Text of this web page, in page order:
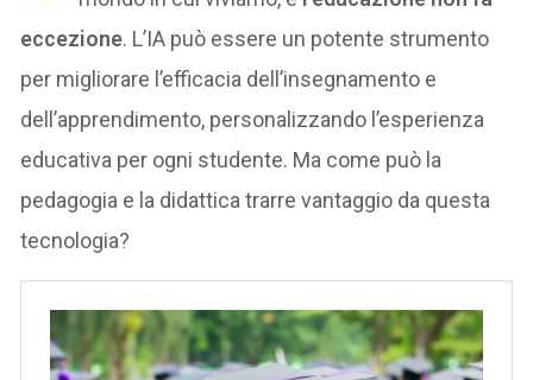
eccezione. L’IA può essere un potente strumento
per migliorare l’efficacia dell’insegnamento e
dell’apprendimento, personalizzando l’esperienza
educativa per ogni studente. Ma come può la
pedagogia e la didattica trarre vantaggio da questa
tecnologia?